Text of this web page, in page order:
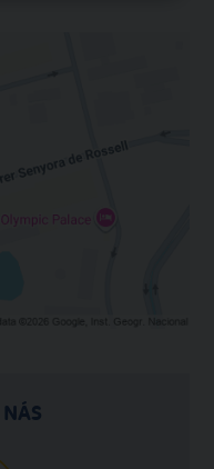
NÁS